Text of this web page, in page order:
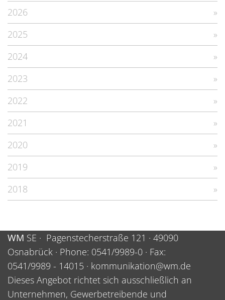
2026
2025
2024
2023
2022
2021
2020
2019
2018
WM SE · Pagenstecherstraße 121 · 49090
Osnabrück · Phone: 0541/9989-0 · Fax:
0541/9989 - 14015 · kommunikation@wm.de
Dieses Angebot richtet sich ausschließlich an
Unternehmen, Gewerbetreibende und